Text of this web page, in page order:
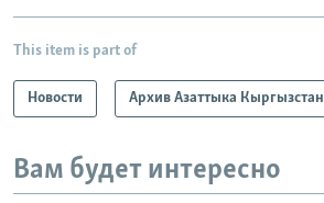
This item is part of
Новости Архив Азаттыка Кыргызстан
Вам будет интересно